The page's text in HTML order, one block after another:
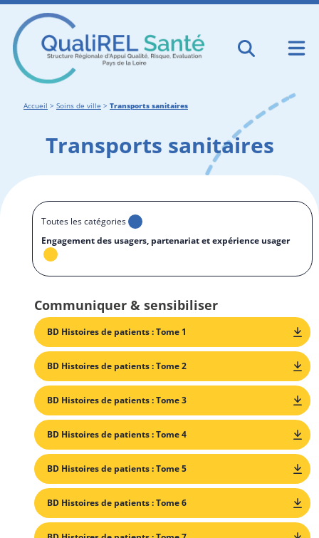
Accueil > Soins de ville > Transports sanitaires
Transports sanitaires
Toutes les catégories
Engagement des usagers, partenariat et expérience usager
Communiquer & sensibiliser
BD Histoires de patients : Tome 1
BD Histoires de patients : Tome 2
BD Histoires de patients : Tome 3
BD Histoires de patients : Tome 4
BD Histoires de patients : Tome 5
BD Histoires de patients : Tome 6